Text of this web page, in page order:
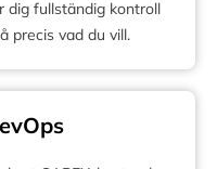
dig fullständig kontroll
precis vad du vill.